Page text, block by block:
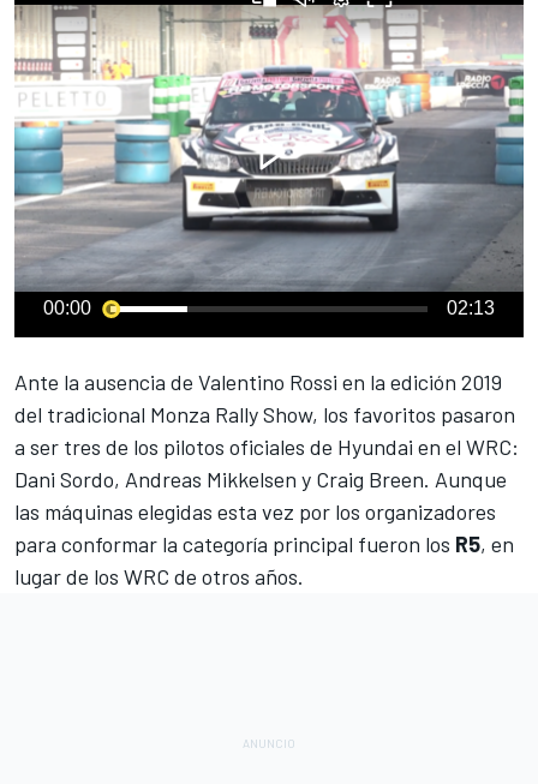
00:00 02:13
Ante la ausencia de Valentino Rossi en la edición 2019
del tradicional Monza Rally Show, los favoritos pasaron
a ser tres de los pilotos oficiales de Hyundai en el WRC:
Dani Sordo, Andreas Mikkelsen y Craig Breen. Aunque
las máquinas elegidas esta vez por los organizadores
para conformar la categoría principal fueron los R5, en
lugar de los WRC de otros años.